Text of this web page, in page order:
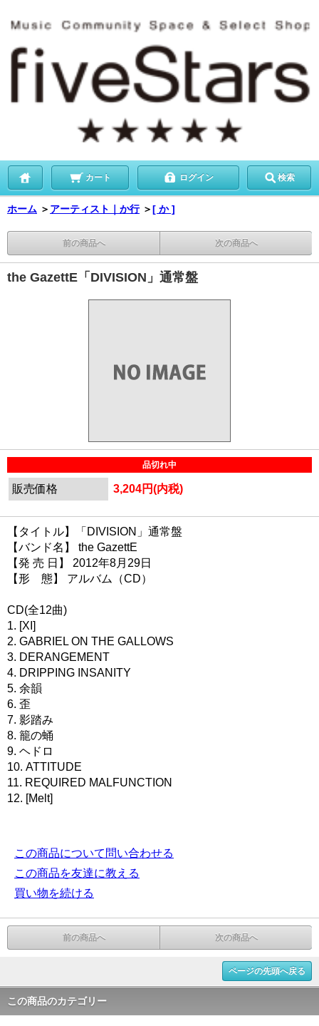
カート ログイン 検索
ホーム ＞ アーティスト｜か行 ＞[ か ]
前の商品へ 次の商品へ
the GazettE「DIVISION」通常盤
品切れ中
販売価格 3,204円(内税)
【タイトル】「DIVISION」通常盤
【バンド名】 the GazettE
【発 売 日】 2012年8月29日
【形 態】 アルバム（CD）
CD(全12曲)
1. [XI]
2. GABRIEL ON THE GALLOWS
3. DERANGEMENT
4. DRIPPING INSANITY
5. 余韻
6. 歪
7. 影踏み
8. 籠の蛹
9. ヘドロ
10. ATTITUDE
11. REQUIRED MALFUNCTION
12. [Melt]
この商品について問い合わせる
この商品を友達に教える
買い物を続ける
前の商品へ 次の商品へ
ページの先頭へ戻る
この商品のカテゴリー